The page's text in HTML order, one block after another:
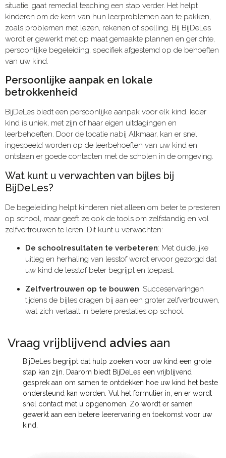
situatie, gaat remedial teaching een stap verder. Het helpt
kinderen om de kern van hun leerproblemen aan te pakken,
zoals problemen met lezen, rekenen of spelling. Bij BijDeLes
wordt er gewerkt met op maat gemaakte plannen en gerichte,
persoonlijke begeleiding, specifiek afgestemd op de behoeften
van uw kind.
Persoonlijke aanpak en lokale
betrokkenheid
BijDeLes biedt een persoonlijke aanpak voor elk kind. Ieder
kind is uniek, met zijn of haar eigen uitdagingen en
leerbehoeften. Door de locatie nabij Alkmaar, kan er snel
ingespeeld worden op de leerbehoeften van uw kind en
ontstaan er goede contacten met de scholen in de omgeving.
Wat kunt u verwachten van bijles bij
BijDeLes?
De begeleiding helpt kinderen niet alleen om beter te presteren
op school, maar geeft ze ook de tools om zelfstandig en vol
zelfvertrouwen te leren. Dit kunt u verwachten:
De schoolresultaten te verbeteren: Met duidelijke
uitleg en herhaling van lesstof wordt ervoor gezorgd dat
uw kind de lesstof beter begrijpt en toepast.
Zelfvertrouwen op te bouwen: Succeservaringen
tijdens de bijles dragen bij aan een groter zelfvertrouwen,
wat zich vertaalt in betere prestaties op school.
Vraag vrijblijvend advies aan​
BijDeLes begrijpt dat hulp zoeken voor uw kind een grote
stap kan zijn. Daarom biedt BijDeLes een vrijblijvend
gesprek aan om samen te ontdekken hoe uw kind het beste
ondersteund kan worden. Vul het formulier in, en er wordt
snel contact met u opgenomen. Zo wordt er samen
gewerkt aan een betere leerervaring en toekomst voor uw
kind.